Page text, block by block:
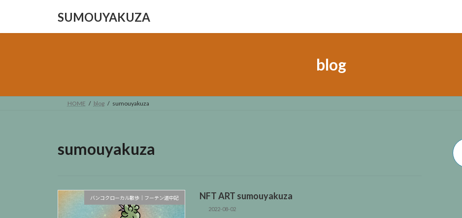
SUMOUYAKUZA
blog
HOME blog sumouyakuza
sumouyakuza
バンコクローカル散歩｜フーテン道中記 NFT ART sumouyakuza
2022-08-02